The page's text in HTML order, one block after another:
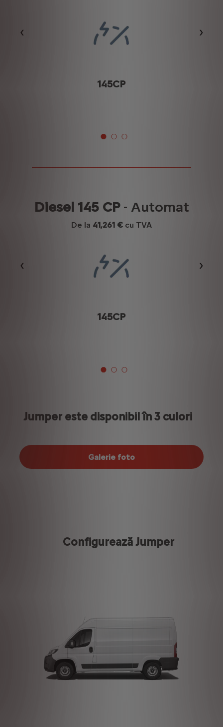
Précédent
145CP
Diesel 145 CP - Automat
De la 41,261 € cu TVA
Précédent
145CP
Jumper este disponibil în 3 culori
Galerie foto
Configurează Jumper